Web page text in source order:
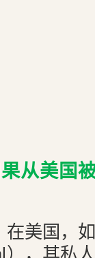
从美国
在美国，
），其私